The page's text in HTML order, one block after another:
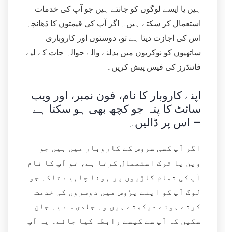
ہیں یا ایسے لوگوں کو جانتے ہیں جو آپ کی خدمات
استعمال کر سکتے ہیں۔ اگر آپ کی قیمتوں کا ڈھانچہ
اس کی اجازت دیتا ہے تو، دوستوں اور کاروباری
ساتھیوں کو نوکریوں میں بدلنے والے حوالہ جات کے لیے
فائنڈرز کی فیس پیش کریں۔
سائٹ کا پتہ جو کچھ بھی ہو سکتا ہے
اس پر ڈالیں۔ –
اگر آپ کسی سروس کے کاروبار میں ہیں جو
وین یا ٹرک استعمال کرتا ہے، تو آپ کا نام
آپ کی تمام گاڑیوں پر ہونا چاہیے تاکہ جو
لوگ آپ کو اپنے پڑوس میں دوسروں کی خدمت
کرتے ہوئے دیکھتے ہیں وہ جلدی سے یہ جان
سکیں کہ آپ سے کیسے رابطہ کیا جائے۔ یہ آپ